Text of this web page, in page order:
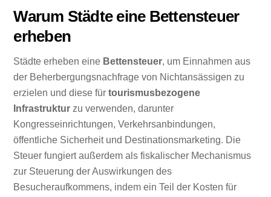
Warum Städte eine Bettensteuer
erheben
Städte erheben eine Bettensteuer, um Einnahmen aus
der Beherbergungsnachfrage von Nichtansässigen zu
erzielen und diese fürtourismusbezogene
Infrastruktur zu verwenden, darunter
Kongresseinrichtungen, Verkehrsanbindungen,
öffentliche Sicherheit und Destinationsmarketing. Die
Steuer fungiert außerdem als fiskalischer Mechanismus
zur Steuerung der Auswirkungen des
Besucheraufkommens, indem ein Teil der Kosten für